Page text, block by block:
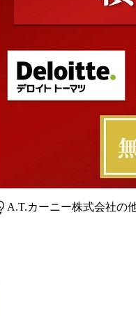
A.T.カーニー株式会社の